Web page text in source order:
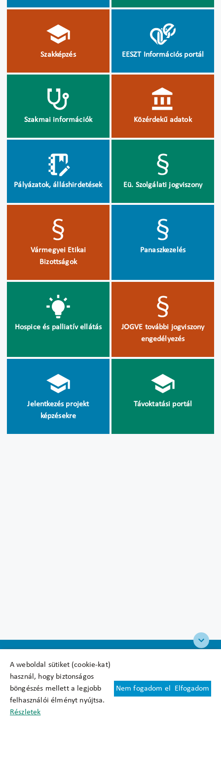
A weboldal sütiket (cookie-kat)
használ, hogy biztonságos
böngészés mellett a legjobb
felhasználói élményt nyújtsa.
Részletek
Nem fogadom el Elfogadom
Szakképzés EESZT Információs portál
Szakmai információk Közérdekű adatok
Pályázatok, álláshirdetések Eü. Szolgálati jogviszony
Vármegyei Etikai
Bizottságok
Panaszkezelés
Hospice és palliatív ellátás
JOGVE további jogviszony
engedélyezés
Jelentkezés projekt
képzésekre
Távoktatási portál
Felhasználási feltételek